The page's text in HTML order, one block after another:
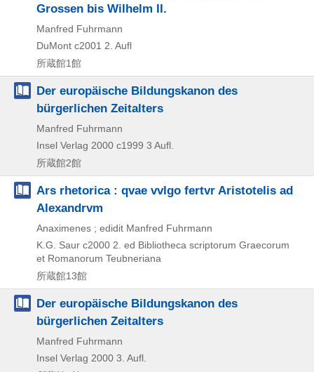
Grossen bis Wilhelm II.
Manfred Fuhrmann
DuMont c2001 2. Aufl
所蔵館1館
Der europäische Bildungskanon des
bürgerlichen Zeitalters
Manfred Fuhrmann
Insel Verlag 2000 c1999 3 Aufl.
所蔵館2館
Ars rhetorica : qvae vvlgo fertvr Aristotelis ad
Alexandrvm
Anaximenes ; edidit Manfred Fuhrmann
K.G. Saur c2000 2. ed Bibliotheca scriptorum Graecorum
et Romanorum Teubneriana
所蔵館13館
Der europäische Bildungskanon des
bürgerlichen Zeitalters
Manfred Fuhrmann
Insel Verlag 2000 3. Aufl.